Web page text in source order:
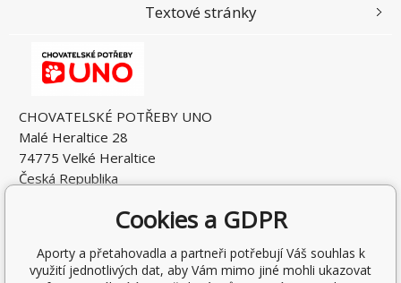
CHOVATELSKÉ POTŘEBY UNO
Malé Heraltice 28
74775 Velké Heraltice
Česká Republika
DIČ: CZ7405265549
Textové stránky
Cookies a GDPR
Aporty a přetahovadla a partneři potřebují Váš souhlas k
využití jednotlivých dat, aby Vám mimo jiné mohli ukazovat